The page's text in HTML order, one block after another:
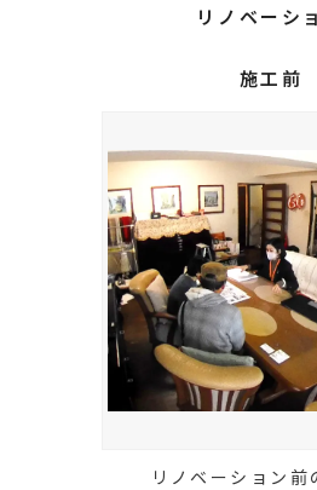
リノベーシ
施工前
リノベーション前